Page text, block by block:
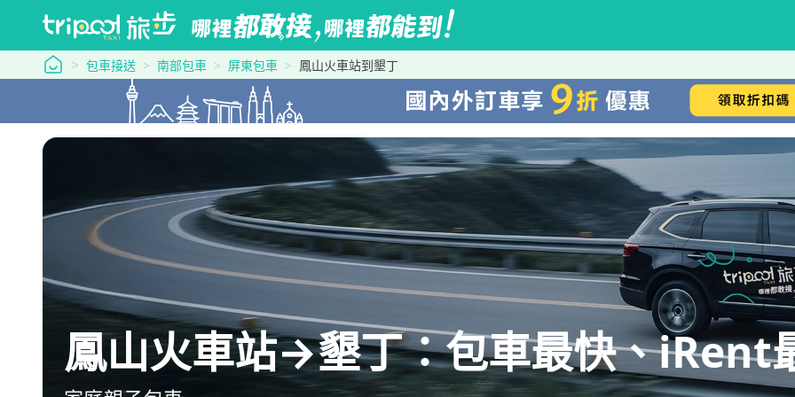
tripool 旅步
包車接送 南部包車 屏東包車 鳳山火車站到墾丁
鳳山火車站→墾丁：包車最快、iRent